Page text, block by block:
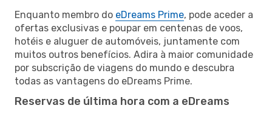
Enquanto membro do eDreams Prime, pode aceder a
ofertas exclusivas e poupar em centenas de voos,
hotéis e aluguer de automóveis, juntamente com
muitos outros benefícios. Adira à maior comunidade
por subscrição de viagens do mundo e descubra
todas as vantagens do eDreams Prime.
Reservas de última hora com a eDreams